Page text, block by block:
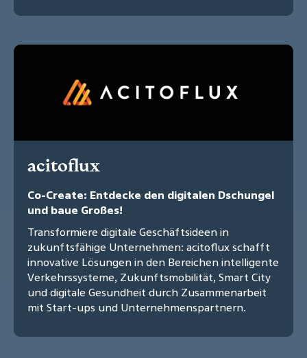
acitoflux
Co-Create: Entdecke den digitalen Dschungel
und baue Großes!
Transformiere digitale Geschäftsideen in
zukunftsfähige Unternehmen: acitoflux schafft
innovative Lösungen in den Bereichen intelligente
Verkehrssysteme, Zukunftsmobilität, Smart City
und digitale Gesundheit durch Zusammenarbeit
mit Start-ups und Unternehmenspartnern.